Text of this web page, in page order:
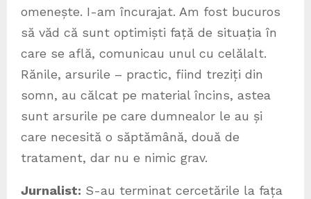
omenește. I-am încurajat. Am fost bucuros
să văd că sunt optimiști față de situația în
care se află, comunicau unul cu celălalt.
Rănile, arsurile – practic, fiind treziți din
somn, au călcat pe material încins, astea
sunt arsurile pe care dumnealor le au și
care necesită o săptămână, două de
tratament, dar nu e nimic grav.
Jurnalist: S-au terminat cercetările la fața